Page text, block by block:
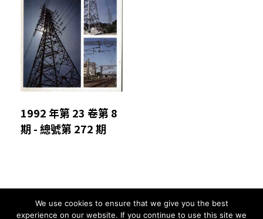
1992 年第 23 卷第 8
期 - 總號第 272 期
Comments are closed.
We use cookies to ensure that we give you the best
experience on our website. If you continue to use this site we